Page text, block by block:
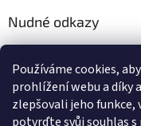
Používáme cookies,
prohlížení webu a díky
zlepšovali jeho
potvrďte svůj souhlas
Nudné odkazy
Platební metody
Doprava
Podmínky ochrany